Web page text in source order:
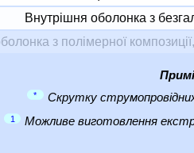
Внутрішня оболонка з
з полімерної
* Скрутку
1 Можливе виготовлення